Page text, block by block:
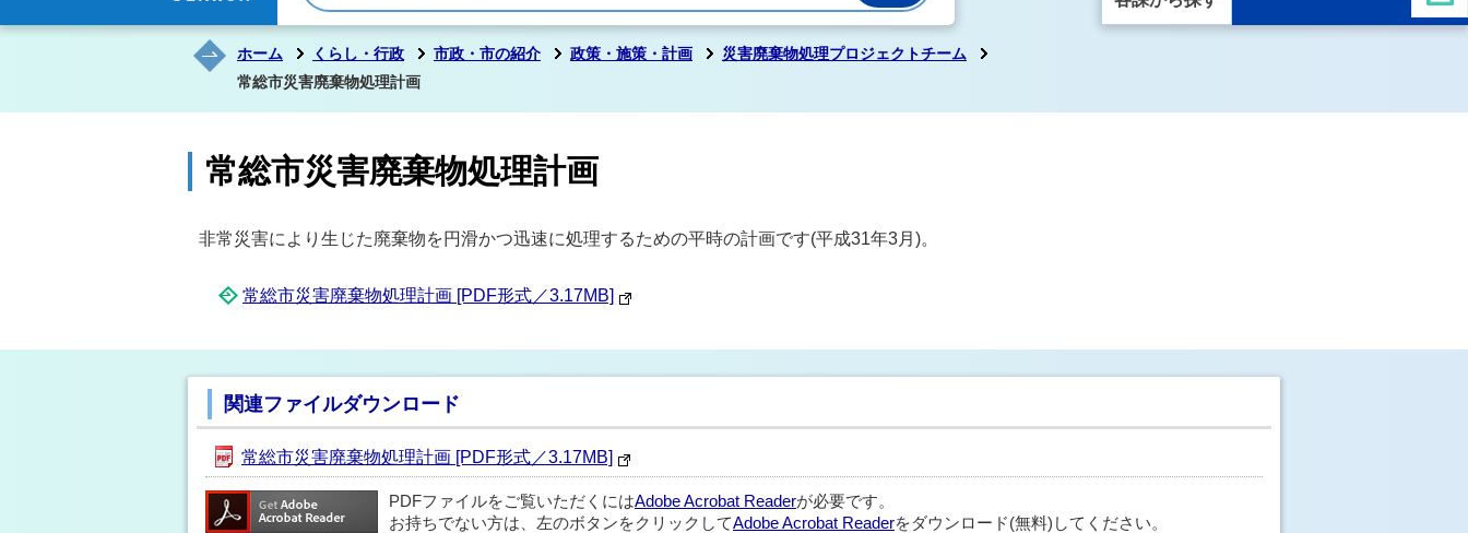
ホーム くらし・行政 市政・市の紹介 政策・施策・計画
災害廃棄物処理プロジェクトチーム
常総市災害廃棄物処理計画
常総市災害廃棄物処理計画
非常災害により生じた廃棄物を円滑かつ迅速に処理するための平時の計画です(平成31年3月)。
常総市災害廃棄物処理計画 [PDF形式／3.17MB]
関連ファイルダウンロード
常総市災害廃棄物処理計画 [PDF形式／3.17MB]
PDFファイルをご覧いただくにはAdobe Acrobat Readerが必要です。
お持ちでない方は、左のボタンをクリックしてAdobe Acrobat Readerをダウンロード(無料)してください。